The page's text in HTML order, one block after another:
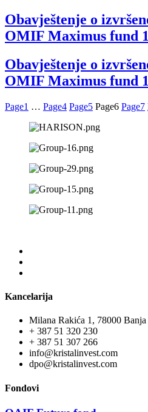
Obavještenje o
OMIF Maximus fund
Obavještenje o
OMIF Maximus fund
Page1 … Page4 Page5 Page6 Page7
Kancelarija
Milana Rakića 1, 78000
+ 387 51 320 230
+ 387 51 307 266
info@kristalinvest.com
dpo@kristalinvest.com
Fondovi